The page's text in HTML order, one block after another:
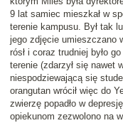
9 lat samiec mieszkał w
terenie kampusu. Był tak
jego zdjęcie umieszczano
rósł i coraz trudniej było
terenie (zdarzył się nawet
niespodziewającą się
orangutan wrócił więc do
zwierzę popadło w
opiekunom zezwolono na